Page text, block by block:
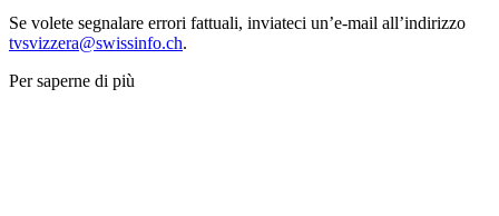
Se volete segnalare errori fattuali, inviateci un’e-mail all’indirizzo
tvsvizzera@swissinfo.ch.
Per saperne di più